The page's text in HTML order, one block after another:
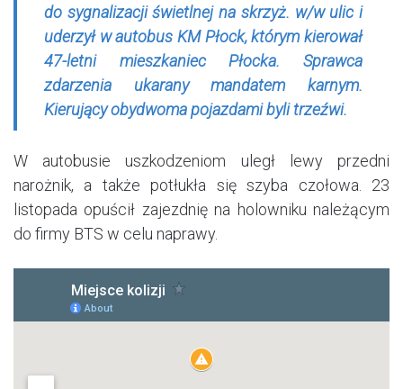
do sygnalizacji świetlnej na skrzyż. w/w ulic i
uderzył w autobus KM Płock, którym kierował
47-letni mieszkaniec Płocka. Sprawca
zdarzenia ukarany mandatem karnym.
Kierujący obydwoma pojazdami byli trzeźwi.
W autobusie uszkodzeniom uległ lewy przedni
narożnik, a także potłukła się szyba czołowa. 23
listopada opuścił zajezdnię na holowniku należącym
do firmy BTS w celu naprawy.